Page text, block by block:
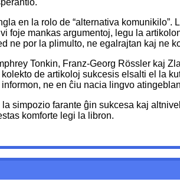
en la rolo de “alternativa
foje mankas argumentoj, legu la
ne por la plimulto, ne egalrajtan kaj ne
Tonkin, Franz-Georg Rössler kaj
de artikoloj sukcesis elsalti el la
ne en ĉiu nacia lingvo
simpozio farante ĝin sukcesa kaj
komforte legi la libron.